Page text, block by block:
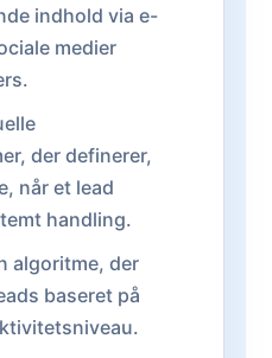
indhold via e-
medier
der definerer,
når et lead
handling.
algoritme, der
baseret på